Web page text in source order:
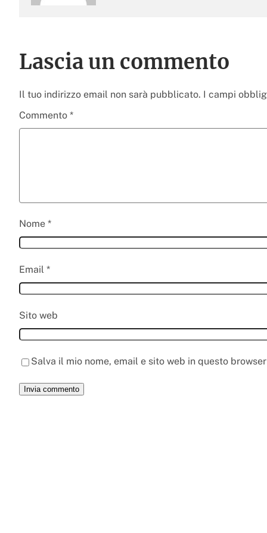
Lascia un commento
Il tuo indirizzo email non sarà pubblicato. I campi
Commento *
Nome *
Email *
Sito web
Salva il mio nome, email e sito web in questo